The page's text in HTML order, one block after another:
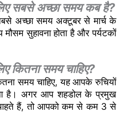
सबसे अच्छा समय कब है?
अच्छा समय अक्टूबर से मार्च के
सुहावना होता है और पर्यटकों
कितना समय चाहिए?
समय चाहिए, यह आपके रुचियों
है। अगर आप शहडोल के प्रमुख
हैं, तो आपको कम से कम 3 से